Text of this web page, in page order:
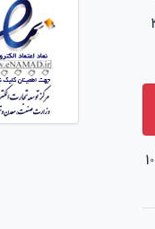
پاسخگویی تلفنی همه روزه از ساعت ۱۰